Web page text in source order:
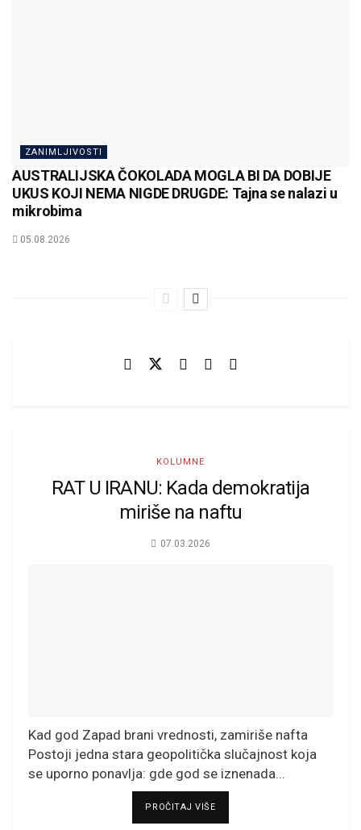
ZANIMLJIVOSTI
AUSTRALIJSKA ČOKOLADA MOGLA BI DA DOBIJE
UKUS KOJI NEMA NIGDE DRUGDE: Tajna se nalazi u
mikrobima
05.08.2026
KOLUMNE
RAT U IRANU: Kada demokratija
miriše na naftu
07.03.2026
Kad god Zapad brani vrednosti, zamiriše nafta
Postoji jedna stara geopolitička slučajnost koja
se uporno ponavlja: gde god se iznenada...
PROČITAJ VIŠEDETAILS